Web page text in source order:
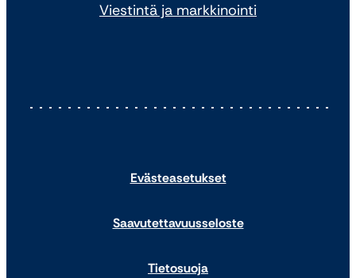
Viestintä ja markkinointi
Evästeasetukset
Saavutettavuusseloste
Tietosuoja